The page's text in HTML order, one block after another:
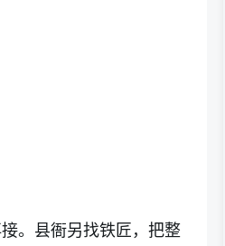
。县衙另找铁匠，把整